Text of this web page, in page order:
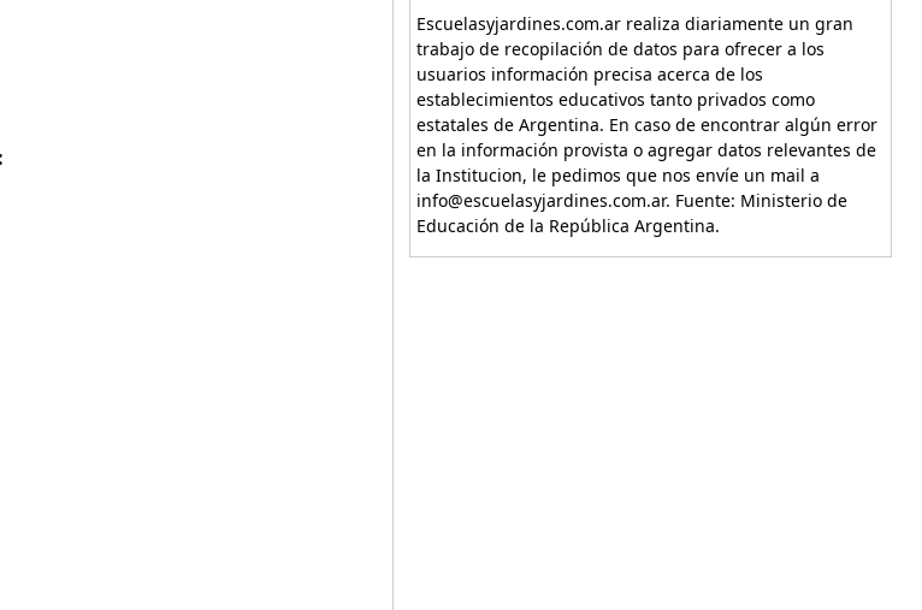
Escuelasyjardines.com.ar realiza diariamente un gran
trabajo de recopilación de datos para ofrecer a los
usuarios información precisa acerca de los
establecimientos educativos tanto privados como
estatales de Argentina. En caso de encontrar algún error
en la información provista o agregar datos relevantes de
la Institucion, le pedimos que nos envíe un mail a
info@escuelasyjardines.com.ar. Fuente: Ministerio de
Educación de la República Argentina.